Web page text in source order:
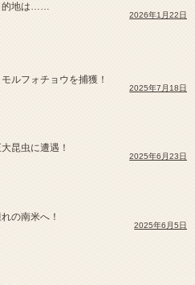
的地は……
2026年1月22日
ルフォチョウを捕獲！
2025年7月18日
昆虫に遭遇！
2025年6月23日
の南米へ！
2025年6月5日